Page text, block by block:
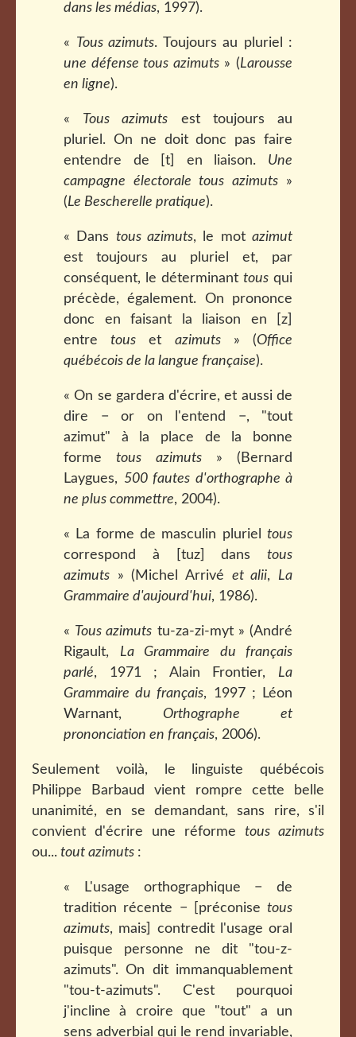
dans les médias, 1997).
« Tous azimuts. Toujours au pluriel :
une défense tous azimuts» (Larousse
en ligne).
« Tous azimuts est toujours au
pluriel. On ne doit donc pas faire
entendre de [t] en liaison. Une
campagne électorale tous azimuts»
(Le Bescherelle pratique).
« Dans tous azimuts, le motazimut
est toujours au pluriel et, par
conséquent, le déterminant tous qui
précède, également. On prononce
donc en faisant la liaison en [z]
entretous et azimuts» (Office
québécois de la langue française).
« On se gardera d'écrire, et aussi de
dire − or on l'entend −, "tout
azimut" à la place de la bonne
formetous azimuts» (Bernard
Laygues, 500 fautes d'orthographe à
ne plus commettre, 2004).
« La forme de masculin pluriel tous
correspond à [tuz] dans tous
azimuts » (Michel Arrivé et alii, La
Grammaire d'aujourd'hui, 1986).
« Tous azimuts tu-za-zi-myt » (André
Rigault, La Grammaire du français
parlé, 1971 ; Alain Frontier, La
Grammaire du français, 1997 ; Léon
Warnant, Orthographe et
prononciation en français, 2006).
Seulement voilà, le linguiste québécois
Philippe Barbaud vient rompre cette belle
unanimité, en se demandant, sans rire, s'il
convient d'écrire une réforme tous azimuts
ou... tout azimuts :
« L'usage orthographique − de
tradition récente − [préconise tous
azimuts, mais] contredit l'usage oral
puisque personne ne dit "tou-z-
azimuts". On dit immanquablement
"tou-t-azimuts". C'est pourquoi
j'incline à croire que "tout" a un
sens adverbial qui le rend invariable,